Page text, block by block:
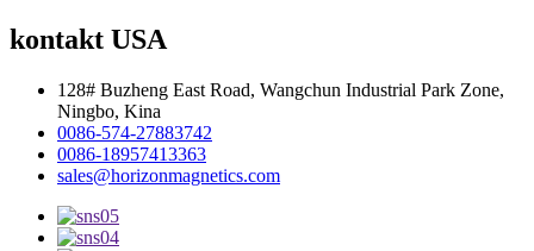
kontakt USA
128# Buzheng East Road, Wangchun Industrial Park Zone,
Ningbo, Kina
0086-574-27883742
0086-18957413363
sales@horizonmagnetics.com